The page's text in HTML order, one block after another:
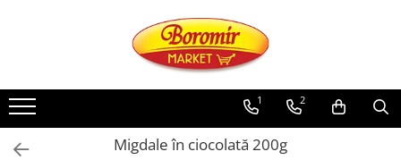
Noutati
Produse de post
Cozonac
1 2
Migdale în ciocolată 200g